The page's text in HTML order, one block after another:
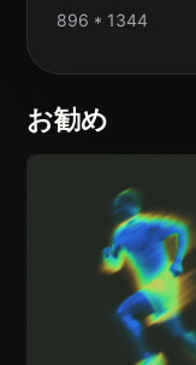
896 * 1344
お勧め